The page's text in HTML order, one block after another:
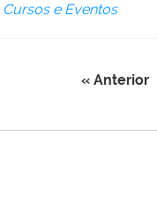
Cursos e Eventos
« Anterior